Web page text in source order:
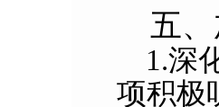
五
1.深
项积极